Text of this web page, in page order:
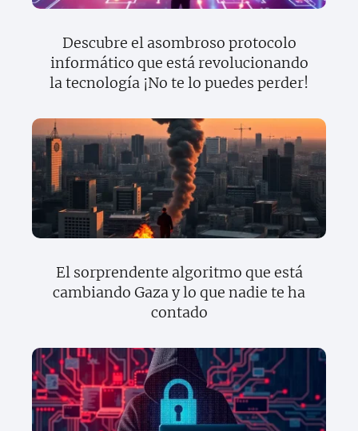
Descubre el asombroso protocolo
informático que está revolucionando
la tecnología ¡No te lo puedes perder!
El sorprendente algoritmo que está
cambiando Gaza y lo que nadie te ha
contado